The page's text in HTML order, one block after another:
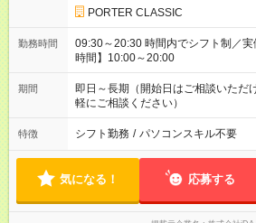
PORTER CLASSIC
勤務時間
09:30～20:30 時間内でシフト制／実働8時間＋休憩1時間 【営業
時間】10:00～20:00
期間
即日～長期（開始日はご相談いただ
軽にご相談ください）
特徴 シフト勤務 / パソコンスキル不要
気になる！ 応募する